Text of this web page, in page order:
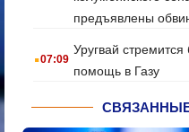
предъявлены
.07:09
Уругвай стремится
помощь в Газу